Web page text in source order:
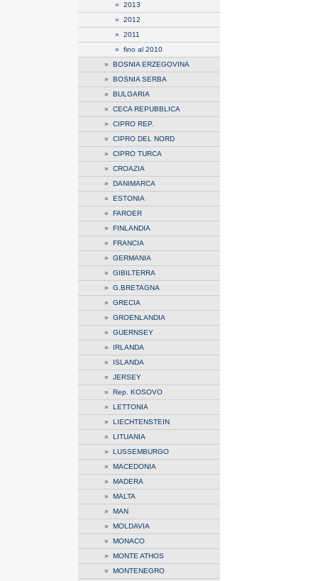
» 2013
» 2012
» 2011
» fino al 2010
» BOSNIA ERZEGOVINA
» BOSNIA SERBA
» BULGARIA
» CECA REPUBBLICA
» CIPRO REP.
» CIPRO DEL NORD
» CIPRO TURCA
» CROAZIA
» DANIMARCA
» ESTONIA
» FAROER
» FINLANDIA
» FRANCIA
» GERMANIA
» GIBILTERRA
» G.BRETAGNA
» GRECIA
» GROENLANDIA
» GUERNSEY
» IRLANDA
» ISLANDA
» JERSEY
» Rep. KOSOVO
» LETTONIA
» LIECHTENSTEIN
» LITUANIA
» LUSSEMBURGO
» MACEDONIA
» MADERA
» MALTA
» MAN
» MOLDAVIA
» MONACO
» MONTE ATHOS
» MONTENEGRO